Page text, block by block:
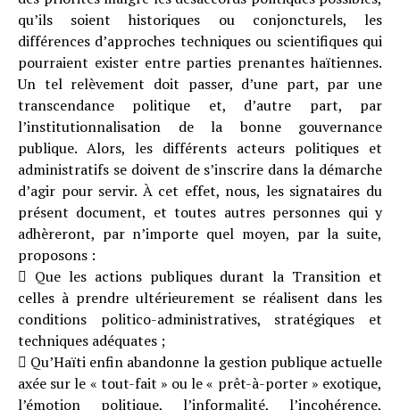
qu’ils soient historiques ou conjoncturels, les
différences d’approches techniques ou scientifiques qui
pourraient exister entre parties prenantes haïtiennes.
Un tel relèvement doit passer, d’une part, par une
transcendance politique et, d’autre part, par
l’institutionnalisation de la bonne gouvernance
publique. Alors, les différents acteurs politiques et
administratifs se doivent de s’inscrire dans la démarche
d’agir pour servir. À cet effet, nous, les signataires du
présent document, et toutes autres personnes qui y
adhèreront, par n’importe quel moyen, par la suite,
proposons :
 Que les actions publiques durant la Transition et
celles à prendre ultérieurement se réalisent dans les
conditions politico-administratives, stratégiques et
techniques adéquates ;
 Qu’Haïti enfin abandonne la gestion publique actuelle
axée sur le « tout-fait » ou le « prêt-à-porter » exotique,
l’émotion politique, l’informalité, l’incohérence,